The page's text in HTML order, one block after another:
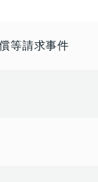
等請求事件